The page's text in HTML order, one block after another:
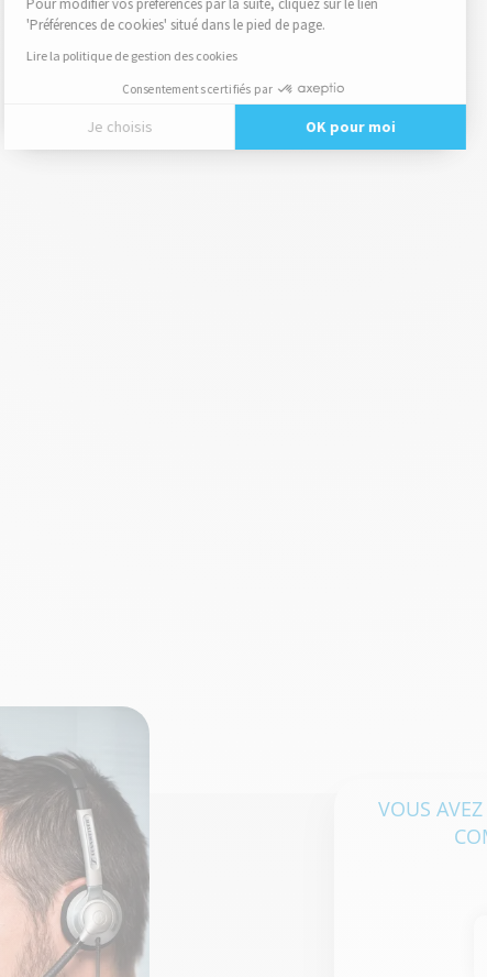
'Préférences de cookies' situé dans le pied de page.
Lire la politique de gestion des cookies
Consentements certifiés par
Je choisis OK pour moi
libéral. L'objectif est clair : mettre
à disposition des IDEL,
VOUS